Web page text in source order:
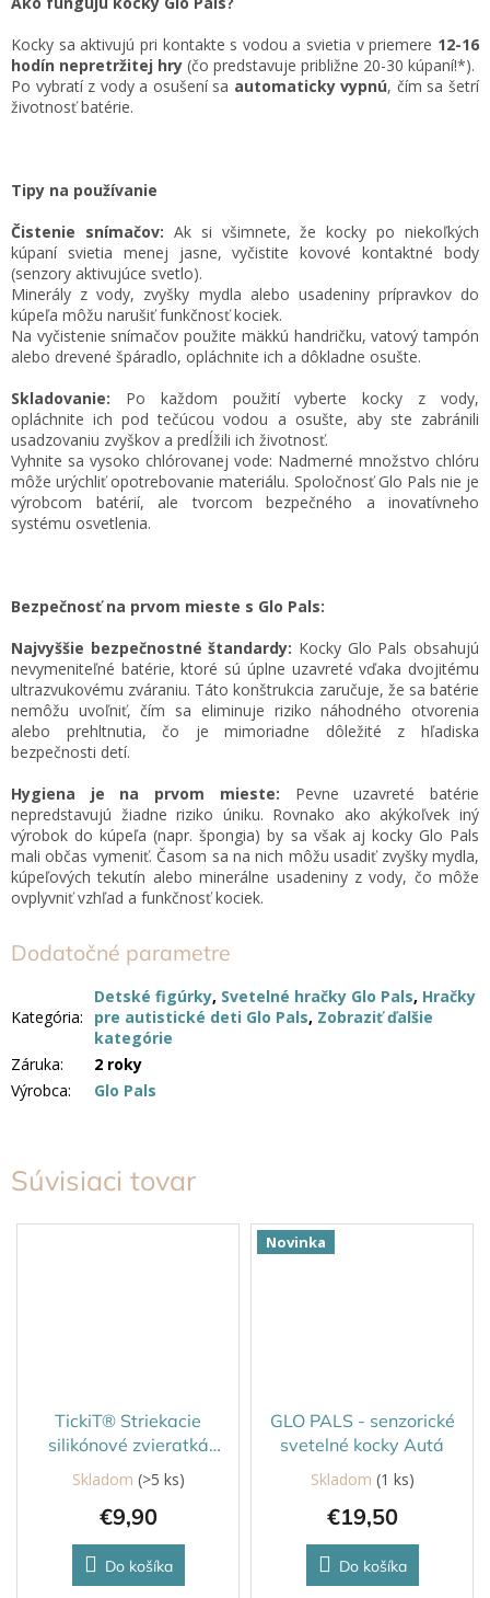
Súvisiaci tovar
TickiT® Striekacie
silikónové zvieratká
SiliSoft
Skladom (>5 ks)
€9,90
Do košíka
Novinka
GLO PALS - senzorické
svetelné kocky Autá
Skladom (1 ks)
€19,50
Do košíka
Kocky sa aktivujú pri kontakte s vodou a svietia v priemere 12-16
hodín nepretržitej hry (čo predstavuje približne 20-30 kúpaní!*).
Po vybratí z vody a osušení sa automaticky vypnú, čím sa šetrí
životnosť batérie.
Tipy na používanie
Čistenie snímačov: Ak si všimnete, že kocky po niekoľkých
kúpaní svietia menej jasne, vyčistite kovové kontaktné body
(senzory aktivujúce svetlo).
Minerály z vody, zvyšky mydla alebo usadeniny prípravkov do
kúpeľa môžu narušiť funkčnosť kociek.
Na vyčistenie snímačov použite mäkkú handričku, vatový tampón
alebo drevené špáradlo, opláchnite ich a dôkladne osušte.
Skladovanie: Po každom použití vyberte kocky z vody,
opláchnite ich pod tečúcou vodou a osušte, aby ste zabránili
usadzovaniu zvyškov a predĺžili ich životnosť.
Vyhnite sa vysoko chlórovanej vode: Nadmerné množstvo chlóru
môže urýchliť opotrebovanie materiálu. Spoločnosť Glo Pals nie je
výrobcom batérií, ale tvorcom bezpečného a inovatívneho
systému osvetlenia.
Bezpečnosť na prvom mieste s Glo Pals:
Najvyššie bezpečnostné štandardy: Kocky Glo Pals obsahujú
nevymeniteľné batérie, ktoré sú úplne uzavreté vďaka dvojitému
ultrazvukovému zváraniu. Táto konštrukcia zaručuje, že sa batérie
nemôžu uvoľniť, čím sa eliminuje riziko náhodného otvorenia
alebo prehltnutia, čo je mimoriadne dôležité z hľadiska
bezpečnosti detí.
Hygiena je na prvom mieste: Pevne uzavreté batérie
nepredstavujú žiadne riziko úniku. Rovnako ako akýkoľvek iný
výrobok do kúpeľa (napr. špongia) by sa však aj kocky Glo Pals
mali občas vymeniť. Časom sa na nich môžu usadiť zvyšky mydla,
kúpeľových tekutín alebo minerálne usadeniny z vody, čo môže
ovplyvniť vzhľad a funkčnosť kociek.
Dodatočné parametre
Kategória:
Detské figúrky, Svetelné hračky Glo Pals, Hračky
pre autistické deti Glo Pals, Zobraziť ďalšie
kategórie
Záruka:
2 roky
Výrobca: Glo Pals